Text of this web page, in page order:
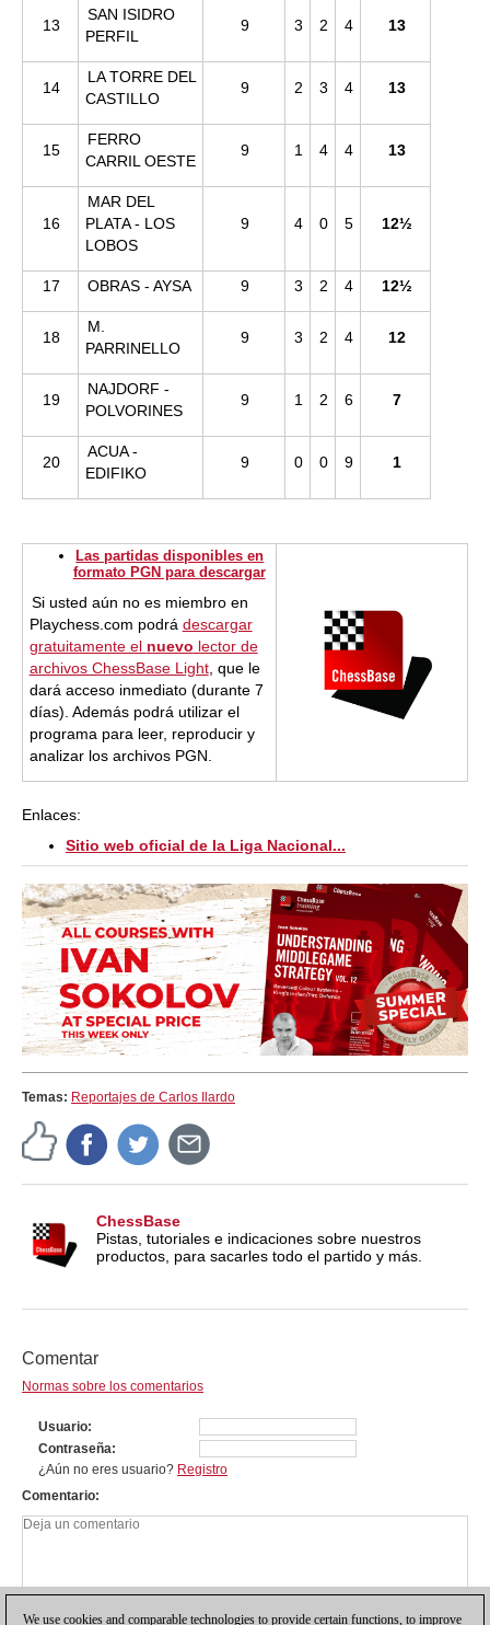
13
SAN ISIDRO
PERFIL
9 3 2 4 13
14
LA TORRE DEL
CASTILLO
9 2 3 4 13
15
FERRO
CARRIL OESTE
9 1 4 4 13
16
MAR DEL
PLATA - LOS
LOBOS
9 4 0 5 12½
17 OBRAS - AYSA 9 3 2 4 12½
18
M.
PARRINELLO
9 3 2 4 12
19
NAJDORF -
POLVORINES
9 1 2 6 7
20
ACUA -
EDIFIKO
9 0 0 9 1
Las partidas disponibles en
formato PGN para descargar
Si usted aún no es miembro en
Playchess.com podrá descargar
gratuitamente el nuevo lector de
archivos ChessBase Light, que le
dará acceso inmediato (durante 7
días). Además podrá utilizar el
programa para leer, reproducir y
analizar los archivos PGN.
Enlaces:
Sitio web oficial de la Liga Nacional...
Temas: Reportajes de Carlos Ilardo
ChessBase
Pistas, tutoriales e indicaciones sobre nuestros
productos, para sacarles todo el partido y más.
Comentar
Normas sobre los comentarios
Usuario
Contraseña
¿Aún no eres usuario? Registro
Comentario
We use cookies and comparable technologies to provide certain functions, to improve